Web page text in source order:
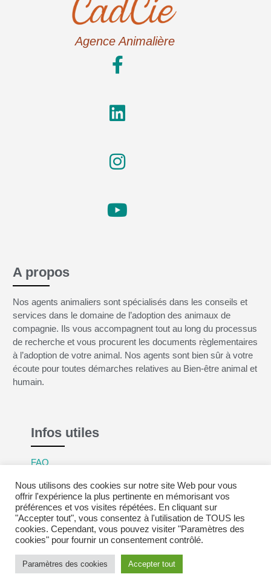
Agence Animalière
A propos
Nos agents animaliers sont spécialisés dans les conseils et
services dans le domaine de l’adoption des animaux de
compagnie. Ils vous accompagnent tout au long du processus
de recherche et vous procurent les documents règlementaires
à l’adoption de votre animal. Nos agents sont bien sûr à votre
écoute pour toutes démarches relatives au Bien-être animal et
humain.
Infos utiles
FAQ
Politique de confidentialité
CGV
Nous utilisons des cookies sur notre site Web pour vous
offrir l'expérience la plus pertinente en mémorisant vos
préférences et vos visites répétées. En cliquant sur
"Accepter tout", vous consentez à l'utilisation de TOUS les
cookies. Cependant, vous pouvez visiter "Paramètres des
cookies" pour fournir un consentement contrôlé.
Paramètres des cookies Accepter tout